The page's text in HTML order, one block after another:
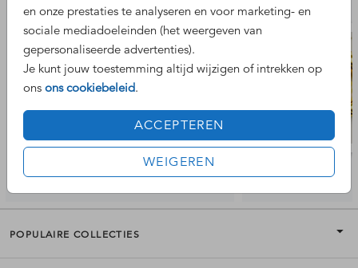
en onze prestaties te analyseren en voor marketing- en
sociale mediadoeleinden (het weergeven van
gepersonaliseerde advertenties).
Je kunt jouw toestemming altijd wijzigen of intrekken op
ons ons cookiebeleid.
ACCEPTEREN
WEIGEREN
POPULAIRE COLLECTIES